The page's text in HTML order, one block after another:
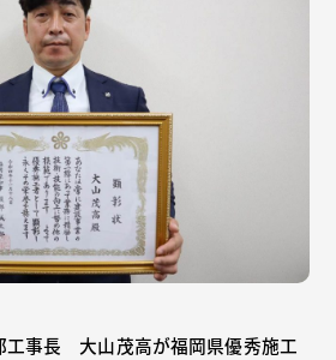
工事長 大山茂高が福岡県優秀施工